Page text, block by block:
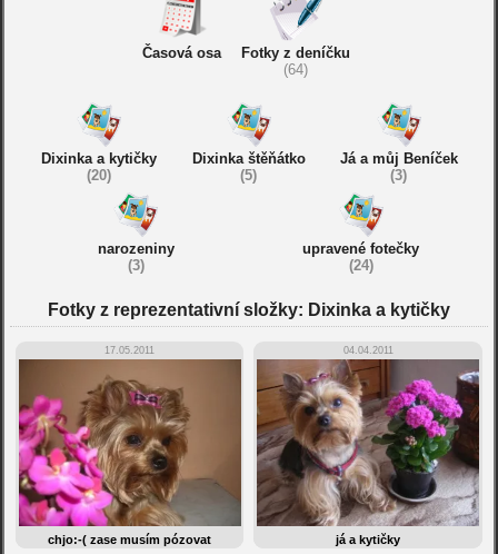
Časová osa
Fotky z deníčku
(64)
Dixinka a kytičky
(20)
Dixinka štěňátko
(5)
Já a můj Beníček
(3)
narozeniny
(3)
upravené fotečky
(24)
Fotky z reprezentativní složky: Dixinka a kytičky
17.05.2011
chjo:-( zase musím pózovat
04.04.2011
já a kytičky